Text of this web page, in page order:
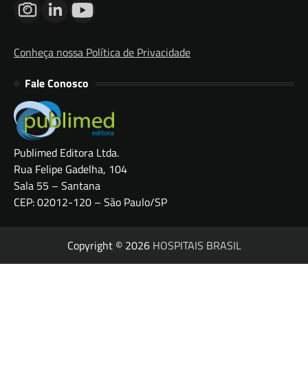
Conheça nossa Política de Privacidade
Fale Conosco
Publimed Editora Ltda.
Rua Felipe Gadelha, 104
Sala 55 – Santana
CEP: 02012-120 – São Paulo/SP
Copyright © 2026 HOSPITAIS BRASIL